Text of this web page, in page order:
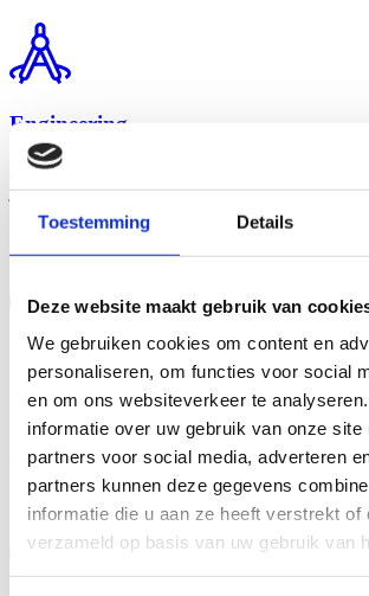
Toestemming Details
Deze website maakt gebruik van
We gebruiken cookies om content en
personaliseren, om functies voor social
en om ons websiteverkeer te
informatie over uw gebruik van onze site
partners voor social media, adverteren
partners kunnen deze gegevens
informatie die u aan ze heeft verstrekt of
verzameld op basis van uw gebruik van
Engineering
Engineering heeft de focus op kwaliteit, kosten
juiste informatie, tijdige keuzes en uitgewerkte
Lees meer
Onderhoud
Voor opdrachtgevers met meer vastgoed zijn wij
al het onderhoud en kleinere bouwprojecten
Lees meer